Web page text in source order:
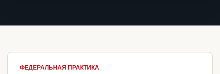
ФЕДЕРАЛЬНАЯ ПРАКТИКА